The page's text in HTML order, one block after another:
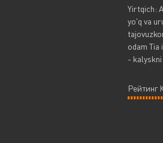
Yirtqich:
yo'q va
odam
- kalyskni
Рейтинг